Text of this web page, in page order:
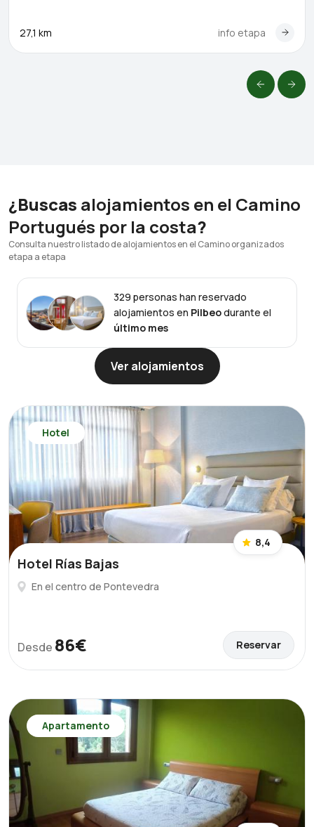
27,1 km info etapa
¿Buscas alojamientos en el Camino
Portugués por la costa?
Consulta nuestro listado de alojamientos en el Camino organizados
etapa a etapa
329 personas han reservado
alojamientos en Pilbeodurante el
último mes
Ver alojamientos
Hotel
8,4
Hotel Rías Bajas
En el centro de Pontevedra
Desde 86€ Reservar
Apartamento